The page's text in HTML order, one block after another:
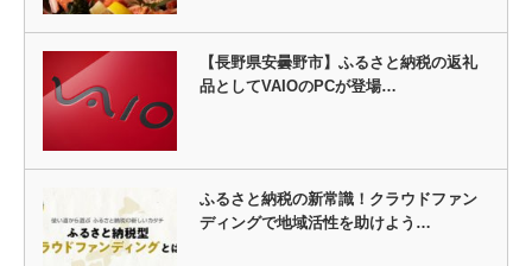
【長野県安曇野市】ふるさと納税の返礼
品としてVAIOのPCが登場…
ふるさと納税の新常識！クラウドファン
ディングで地域活性を助けよう…